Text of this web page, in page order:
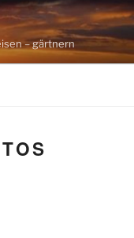
– gärtnern